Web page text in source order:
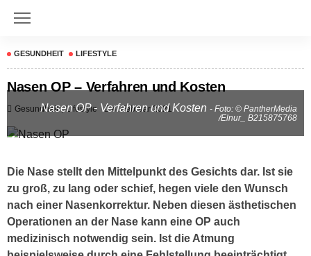
GESUNDHEIT LIFESTYLE
Nasen OP – Verfahren und Kosten
Gesundheit Lifestyle 4. Februar 2021
Nasen OP - Verfahren und Kosten - Foto: © PantherMedia
/Elnur_ B215875768
Die Nase stellt den Mittelpunkt des Gesichts dar. Ist sie
zu groß, zu lang oder schief, hegen viele den Wunsch
nach einer Nasenkorrektur. Neben diesen ästhetischen
Operationen an der Nase kann eine OP auch
medizinisch notwendig sein. Ist die Atmung